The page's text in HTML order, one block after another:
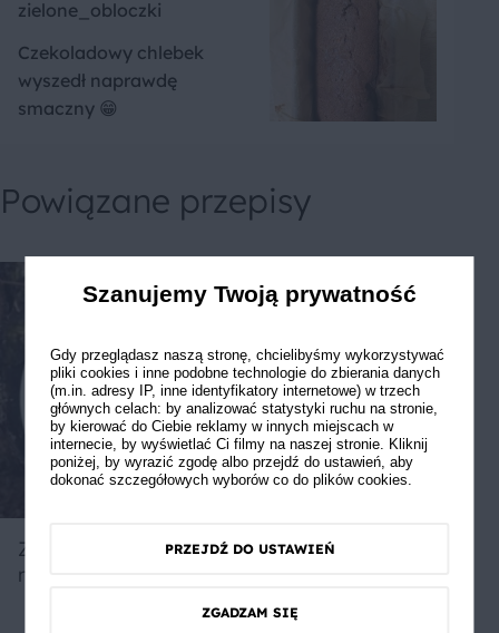
zielone_obloczki
Czekoladowy chlebek
wyszedł naprawdę
smaczny 😁
Powiązane przepisy
Zapiekane bakłażany kuskusem z
malinam
Szanujemy Twoją prywatność
Gdy przeglądasz naszą stronę, chcielibyśmy wykorzystywać
pliki cookies i inne podobne technologie do zbierania danych
(m.in. adresy IP, inne identyfikatory internetowe) w trzech
głównych celach: by analizować statystyki ruchu na stronie,
by kierować do Ciebie reklamy w innych miejscach w
internecie, by wyświetlać Ci filmy na naszej stronie. Kliknij
poniżej, by wyrazić zgodę albo przejdź do ustawień, aby
dokonać szczegółowych wyborów co do plików cookies.
PRZEJDŹ DO USTAWIEŃ
ZGADZAM SIĘ